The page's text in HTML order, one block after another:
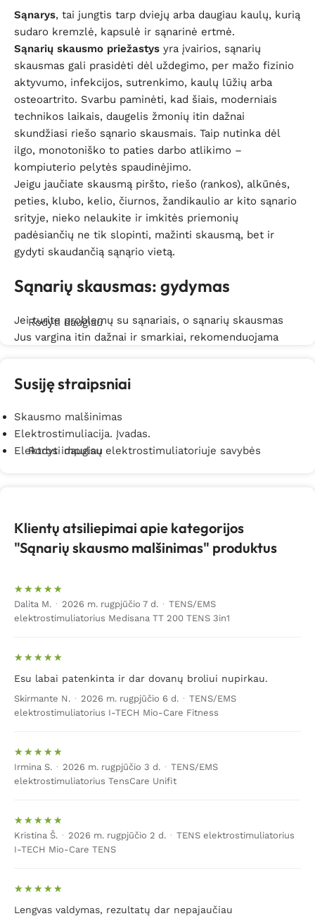
Sąnarys, tai jungtis tarp dviejų arba daugiau kaulų, kurią
sudaro kremzlė, kapsulė ir sąnarinė ertmė.
Sąnarių skausmo priežastys yra įvairios, sąnarių
skausmas gali prasidėti dėl uždegimo, per mažo fizinio
aktyvumo, infekcijos, sutrenkimo, kaulų lūžių arba
osteoartrito. Svarbu paminėti, kad šiais, moderniais
technikos laikais, daugelis žmonių itin dažnai
skundžiasi riešo sąnario skausmais. Taip nutinka dėl
ilgo, monotoniško to paties darbo atlikimo –
kompiuterio pelytės spaudinėjimo.
Jeigu jaučiate skausmą piršto, riešo (rankos), alkūnės,
peties, klubo, kelio, čiurnos, žandikaulio ar kito sąnario
srityje, nieko nelaukite ir imkitės priemonių
padėsiančių ne tik slopinti, mažinti skausmą, bet ir
gydyti skaudančią sąnąrio vietą.
Sąnarių skausmas: gydymas
Jei turite problemų su sąnariais, o sąnarių skausmas
Jus vargina itin dažnai ir smarkiai, rekomenduojama
vengti aktyvaus sporto, pavyzdžiui, futbolo.
Kaip sumažinti sąnarių skausmą?
Medicalsukurtas mikrosrovių ir magnetines priemones,
skirtas sąnarių skausmo mažinimui. Platų jų pasirinkimą
Rodyti daugiau
Susiję straipsniai
Skausmo malšinimas
Elektrostimuliacija. Įvadas.
Elektros impulsų elektrostimuliatoriuje savybės
Rodyti daugiau
Klientų atsiliepimai apie kategorijos
"Sąnarių skausmo malšinimas" produktus
Dalita M. · 2026 m. rugpjūčio 7 d. · TENS/EMS
elektrostimuliatorius Medisana TT 200 TENS 3in1
Esu labai patenkinta ir dar dovanų broliui nupirkau.
Skirmante N. · 2026 m. rugpjūčio 6 d. · TENS/EMS
elektrostimuliatorius I-TECH Mio-Care Fitness
Irmina S. · 2026 m. rugpjūčio 3 d. · TENS/EMS
elektrostimuliatorius TensCare Unifit
Kristina Š. · 2026 m. rugpjūčio 2 d. · TENS elektrostimuliatorius
I-TECH Mio-Care TENS
Lengvas valdymas, rezultatų dar nepajaučiau